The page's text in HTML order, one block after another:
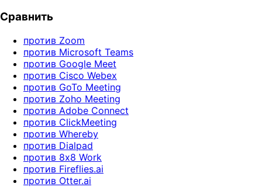
Сравнить
против Zoom
против Microsoft Teams
против Google Meet
против Cisco Webex
против GoTo Meeting
против Zoho Meeting
против Adobe Connect
против ClickMeeting
против Whereby
против Dialpad
против 8x8 Work
против Fireflies.ai
против Otter.ai